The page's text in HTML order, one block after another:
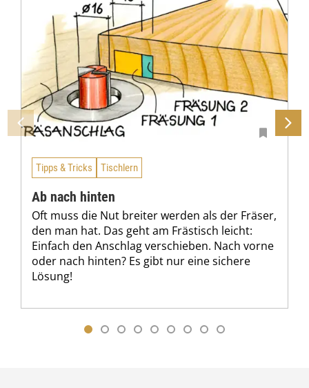
Tipps & Tricks Tischlern
Ab nach hinten
Oft muss die Nut breiter werden als der Fräser,
den man hat. Das geht am Frästisch leicht:
Einfach den Anschlag verschieben. Nach vorne
oder nach hinten? Es gibt nur eine sichere
Lösung!